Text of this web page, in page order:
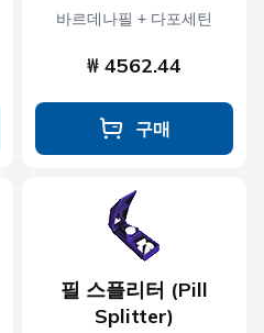
바르데나필 + 다포세틴
₩ 4562.44
구매
필 스플리터 (Pill
Splitter)